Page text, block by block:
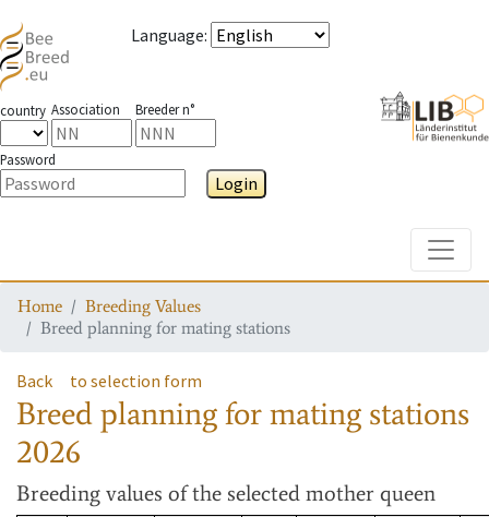
Language:
country Association Breeder n°
Password
Login
Home
Breeding Values
Breed planning for mating stations
Back to selection form
Breed planning for mating stations
2026
Breeding values of the selected mother queen